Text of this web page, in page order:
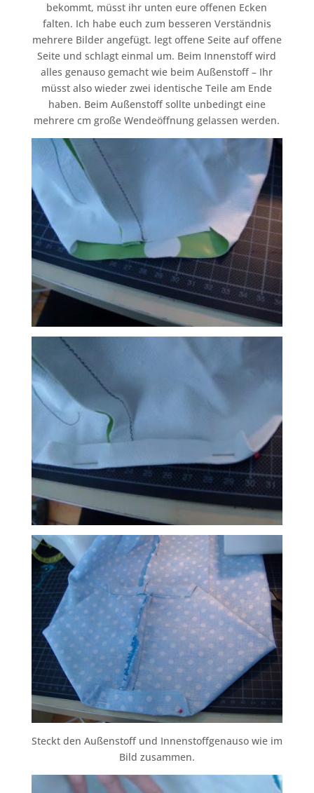
bekommt, müsst ihr unten eure offenen Ecken
falten. Ich habe euch zum besseren Verständnis
mehrere Bilder angefügt. legt offene Seite auf offene
Seite und schlagt einmal um. Beim Innenstoff wird
alles genauso gemacht wie beim Außenstoff – Ihr
müsst also wieder zwei identische Teile am Ende
haben. Beim Außenstoff sollte unbedingt eine
mehrere cm große Wendeöffnung gelassen werden.
Steckt den Außenstoff und Innenstoffgenauso wie im
Bild zusammen.